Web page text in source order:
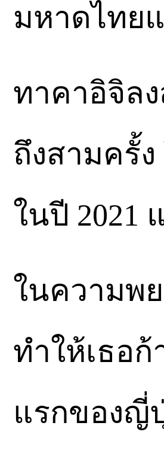
มหาดไทย
ทาคาอิจิล
ถึงสามครั้
ในปี 2021
ในความพ
ทำให้เธอ
แรกของญี่